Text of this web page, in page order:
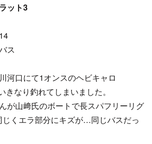
ット3
ス
河口にて1オンスのヘビキャロ
なり釣れてしまいました。
が山﨑氏のボートで長スパフリーリグ
じくエラ部分にキズが…同じバスだっ